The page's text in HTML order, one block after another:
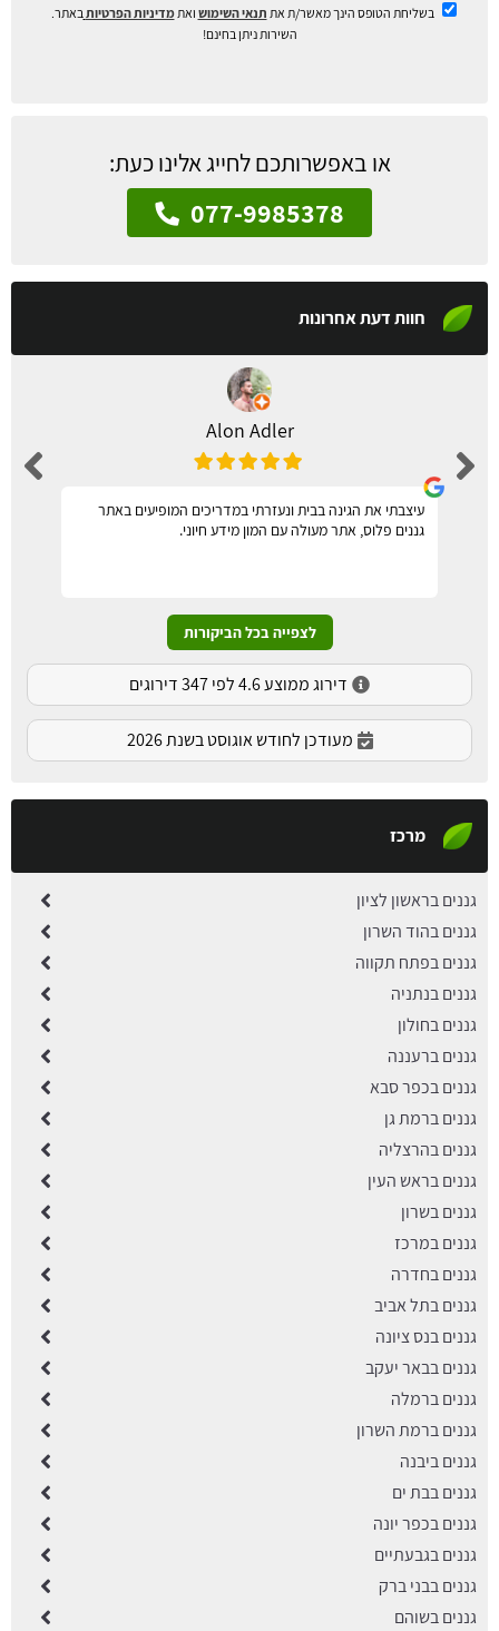
בשליחת הטופס הינך מאשר/ת את תנאי השימוש ואתמדיניות הפרטיות באתר.
השירות ניתן בחינם!
או באפשרותכם לחייג אלינו כעת:
077-9985378
חוות דעת אחרונות
Alon Adler
עיצבתי את הגינה בבית ונעזרתי במדריכים המופיעים באתר
גננים פלוס, אתר מעולה עם המון מידע חיוני.
לצפייה בכל הביקורות
דירוג ממוצע 4.6 לפי 347 דירוגים
מעודכן לחודש אוגוסט בשנת 2026
מרכז
גננים בראשון לציון
גננים בהוד השרון
גננים בפתח תקווה
גננים בנתניה
גננים בחולון
גננים ברעננה
גננים בכפר סבא
גננים ברמת גן
גננים בהרצליה
גננים בראש העין
גננים בשרון
גננים במרכז
גננים בחדרה
גננים בתל אביב
גננים בנס ציונה
גננים בבאר יעקב
גננים ברמלה
גננים ברמת השרון
גננים ביבנה
גננים בבת ים
גננים בכפר יונה
גננים בגבעתיים
גננים בבני ברק
גננים בשוהם